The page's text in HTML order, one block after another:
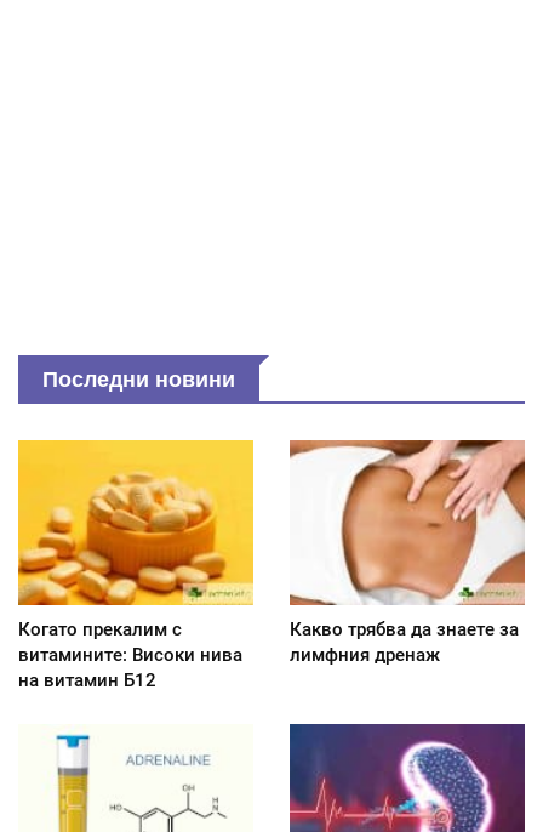
Последни новини
Когато прекалим с
витамините: Високи нива
на витамин Б12
Какво трябва да знаете за
лимфния дренаж